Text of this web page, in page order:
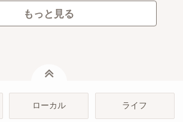
もっと見る
ローカル ライフ